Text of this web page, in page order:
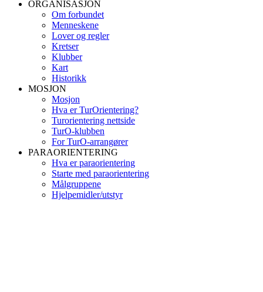
ORGANISASJON
Om forbundet
Menneskene
Lover og regler
Kretser
Klubber
Kart
Historikk
MOSJON
Mosjon
Hva er TurOrientering?
Turorientering nettside
TurO-klubben
For TurO-arrangører
PARAORIENTERING
Hva er paraorientering
Starte med paraorientering
Målgruppene
Hjelpemidler/utstyr